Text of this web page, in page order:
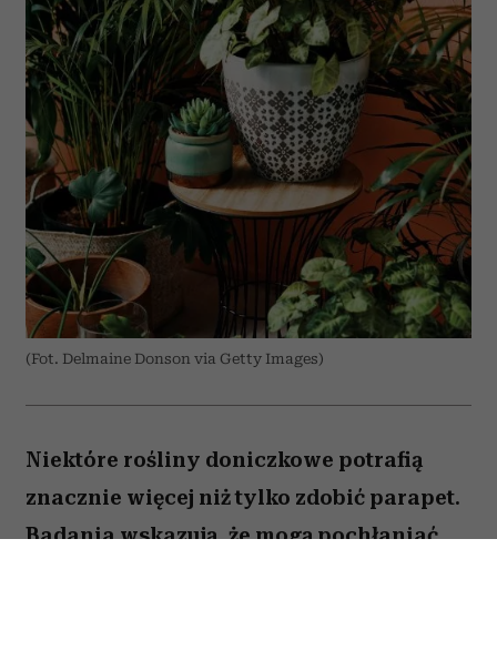
(Fot. Delmaine Donson via Getty Images)
Niektóre rośliny doniczkowe potrafią
znacznie więcej niż tylko zdobić parapet.
Badania wskazują, że mogą pochłaniać